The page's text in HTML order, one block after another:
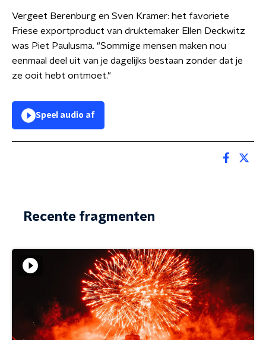
Vergeet Berenburg en Sven Kramer: het favoriete
Friese exportproduct van druktemaker Ellen Deckwitz
was Piet Paulusma. "Sommige mensen maken nou
eenmaal deel uit van je dagelijks bestaan zonder dat je
ze ooit hebt ontmoet."
Speel audio af
Recente fragmenten